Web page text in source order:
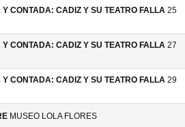
Y CONTADA: CADIZ Y SU TEATRO FALLA 25
Y CONTADA: CADIZ Y SU TEATRO FALLA 27
Y CONTADA: CADIZ Y SU TEATRO FALLA 29
MUSEO LOLA FLORES